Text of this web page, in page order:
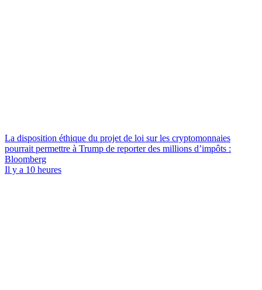
La disposition éthique du projet de loi sur les cryptomonnaies
pourrait permettre à Trump de reporter des millions d’impôts :
Bloomberg
Il y a 10 heures